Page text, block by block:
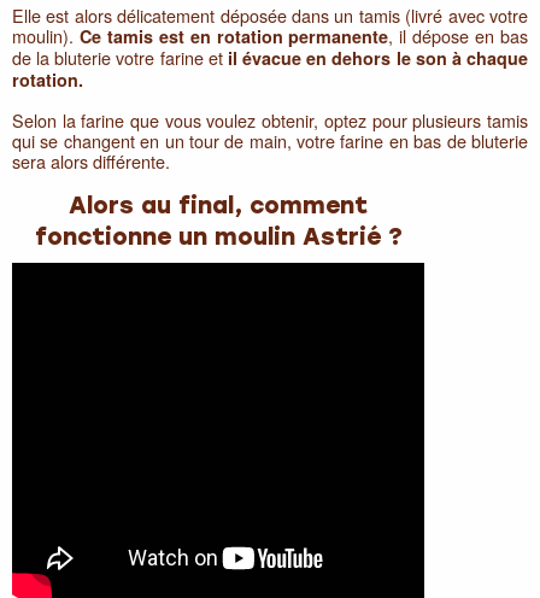
Elle est alors délicatement déposée dans un tamis (livré avec votre
moulin). Ce tamis est en rotation permanente, il dépose en bas
de la bluterie votre farine et il évacue en dehors le son à chaque
rotation.
Selon la farine que vous voulez obtenir, optez pour plusieurs tamis
qui se changent en un tour de main, votre farine en bas de bluterie
sera alors différente.
Alors au final, comment
fonctionne un moulin Astrié ?